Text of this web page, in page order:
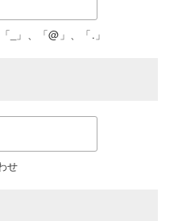
_」、「@」、「.」
せ